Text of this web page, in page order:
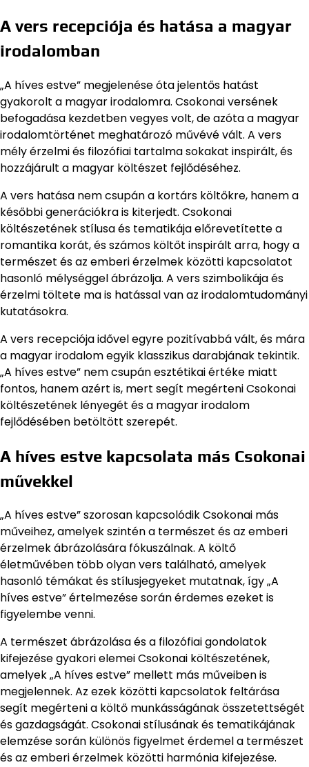
A vers recepciója és hatása a magyar
irodalomban
„A híves estve” megjelenése óta jelentős hatást
gyakorolt a magyar irodalomra. Csokonai versének
befogadása kezdetben vegyes volt, de azóta a magyar
irodalomtörténet meghatározó művévé vált. A vers
mély érzelmi és filozófiai tartalma sokakat inspirált, és
hozzájárult a magyar költészet fejlődéséhez.
A vers hatása nem csupán a kortárs költőkre, hanem a
későbbi generációkra is kiterjedt. Csokonai
költészetének stílusa és tematikája előrevetítette a
romantika korát, és számos költőt inspirált arra, hogy a
természet és az emberi érzelmek közötti kapcsolatot
hasonló mélységgel ábrázolja. A vers szimbolikája és
érzelmi töltete ma is hatással van az irodalomtudományi
kutatásokra.
A vers recepciója idővel egyre pozitívabbá vált, és mára
a magyar irodalom egyik klasszikus darabjának tekintik.
„A híves estve” nem csupán esztétikai értéke miatt
fontos, hanem azért is, mert segít megérteni Csokonai
költészetének lényegét és a magyar irodalom
fejlődésében betöltött szerepét.
A híves estve kapcsolata más Csokonai
művekkel
„A híves estve” szorosan kapcsolódik Csokonai más
műveihez, amelyek szintén a természet és az emberi
érzelmek ábrázolására fókuszálnak. A költő
életművében több olyan vers található, amelyek
hasonló témákat és stílusjegyeket mutatnak, így „A
híves estve” értelmezése során érdemes ezeket is
figyelembe venni.
A természet ábrázolása és a filozófiai gondolatok
kifejezése gyakori elemei Csokonai költészetének,
amelyek „A híves estve” mellett más műveiben is
megjelennek. Az ezek közötti kapcsolatok feltárása
segít megérteni a költő munkásságának összetettségét
és gazdagságát. Csokonai stílusának és tematikájának
elemzése során különös figyelmet érdemel a természet
és az emberi érzelmek közötti harmónia kifejezése.